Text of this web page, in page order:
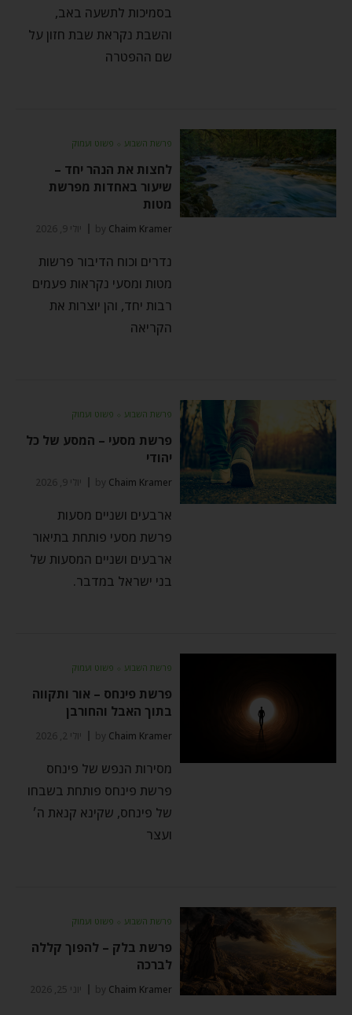
בסמיכות לתשעה באב,
והשבת נקראת שבת חזון על
שם ההפטרה
פרשת השבוע ⬦ פשוט ועמוק
לחצות את הנהר יחד –
שיעור באחדות מפרשת
מטות
by Chaim Kramer יולי 9, 2026
נדרים וכוח הדיבור פרשות
מטות ומסעי נקראות פעמים
רבות יחד, והן יוצרות את
הקריאה
פרשת השבוע ⬦ פשוט ועמוק
פרשת מסעי – המסע של כל
יהודי
by Chaim Kramer יולי 9, 2026
ארבעים ושניים מסעות
פרשת מסעי פותחת בתיאור
ארבעים ושניים המסעות של
בני ישראל במדבר.
פרשת השבוע ⬦ פשוט ועמוק
פרשת פינחס – אור ותקווה
בתוך האבל והחורבן
by Chaim Kramer יולי 2, 2026
מסירות הנפש של פינחס
פרשת פינחס פותחת בשבחו
של פינחס, שקינא קנאת ה׳
ועצר
פרשת השבוע ⬦ פשוט ועמוק
פרשת בלק – להפוך קללה
לברכה
by Chaim Kramer יוני 25, 2026